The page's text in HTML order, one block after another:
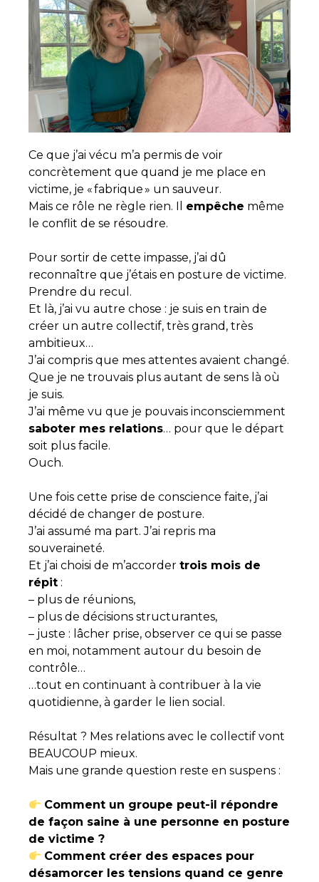
Ce que j’ai vécu m’a permis de voir
concrètement que quand je me place en
victime, je « fabrique » un sauveur.
Mais ce rôle ne règle rien. Il empêche même
le conflit de se résoudre.
Pour sortir de cette impasse, j’ai dû
reconnaître que j’étais en posture de victime.
Prendre du recul.
Et là, j’ai vu autre chose : je suis en train de
créer un autre collectif, très grand, très
ambitieux…
J’ai compris que mes attentes avaient changé.
Que je ne trouvais plus autant de sens là où
je suis.
J’ai même vu que je pouvais inconsciemment
saboter mes relations… pour que le départ
soit plus facile.
Ouch.
Une fois cette prise de conscience faite, j’ai
décidé de changer de posture.
J’ai assumé ma part. J’ai repris ma
souveraineté.
Et j’ai choisi de m’accorder trois mois de
répit :
– plus de réunions,
– plus de décisions structurantes,
– juste : lâcher prise, observer ce qui se passe
en moi, notamment autour du besoin de
contrôle…
…tout en continuant à contribuer à la vie
quotidienne, à garder le lien social.
Résultat ? Mes relations avec le collectif vont
BEAUCOUP mieux.
Mais une grande question reste en suspens :
Comment un groupe peut-il répondre
de façon saine à une personne en posture
de victime ?
Comment créer des espaces pour
désamorcer les tensions quand ce genre